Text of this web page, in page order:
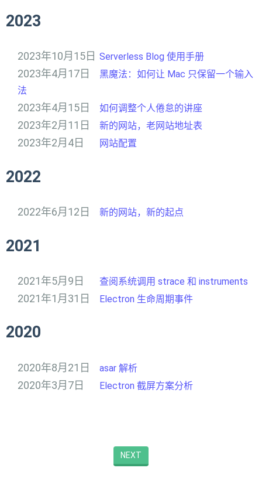
2023
2023年10月15日 Serverless Blog 使用手册
2023年4月17日
黑魔法：如何让 Mac 只保留一个输入
法
2023年4月15日 如何调整个人倦怠的讲座
2023年2月11日 新的网站，老网站地址表
2023年2月4日 网站配置
2022
2022年6月12日 新的网站，新的起点
2021
2021年5月9日 查阅系统调用 strace 和 instruments
2021年1月31日 Electron 生命周期事件
2020
2020年8月21日 asar 解析
2020年3月7日 Electron 截屏方案分析
NEXT